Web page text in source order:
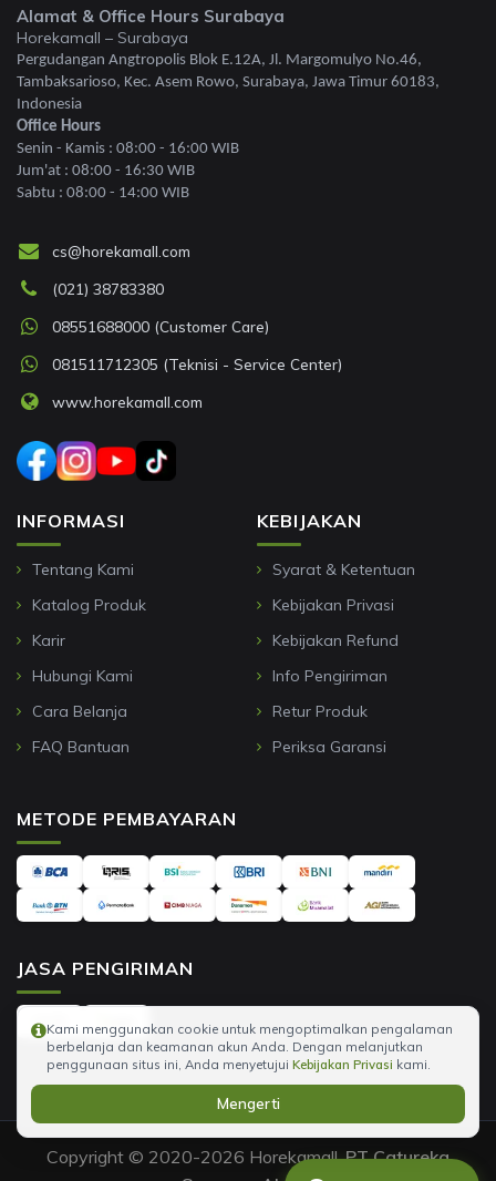
Alamat & Office Hours Surabaya
Horekamall – Surabaya
Pergudangan Angtropolis Blok E.12A, Jl. Margomulyo No.46,
Tambaksarioso, Kec. Asem Rowo, Surabaya, Jawa Timur 60183,
Indonesia
Office Hours
Senin - Kamis : 08:00 - 16:00 WIB
Jum'at : 08:00 - 16:30 WIB
Sabtu : 08:00 - 14:00 WIB
INFORMASI
Tentang Kami
Katalog Produk
Karir
Hubungi Kami
Cara Belanja
FAQ Bantuan
KEBIJAKAN
Syarat & Ketentuan
Kebijakan Privasi
Kebijakan Refund
Info Pengiriman
Retur Produk
Periksa Garansi
cs@horekamall.com
(021) 38783380
08551688000 (Customer Care)
081511712305 (Teknisi - Service Center)
www.horekamall.com
METODE PEMBAYARAN
JASA PENGIRIMAN
Copyright © 2020-2026 Horekamall,PT Catureka
Kami menggunakan cookie untuk mengoptimalkan pengalaman
berbelanja dan keamanan akun Anda. Dengan melanjutkan
penggunaan situs ini, Anda menyetujui Kebijakan Privasi kami.
Mengerti